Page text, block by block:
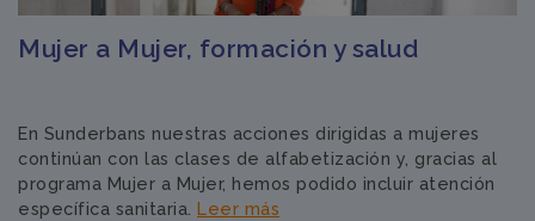
Mujer a Mujer, formación y salud
En Sunderbans nuestras acciones dirigidas a mujeres
continúan con las clases de alfabetización y, gracias al
programa Mujer a Mujer, hemos podido incluir atención
específica sanitaria. Leer más